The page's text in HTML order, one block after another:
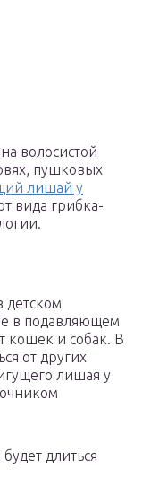
волосистой
пушковых
лишай у
вида грибка-
детском
в подавляющем
кошек и собак. В
от других
лишая у
длиться